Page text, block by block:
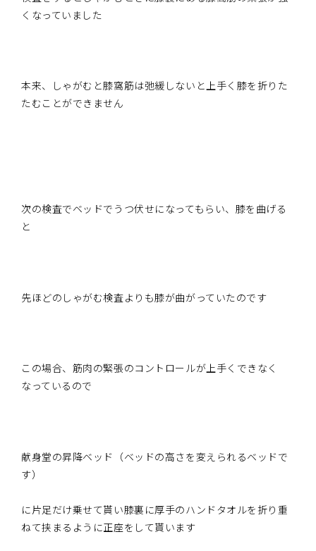
くなっていました
本来、しゃがむと膝窩筋は弛緩しないと上手く膝を折りた
たむことができません
次の検査でベッドでうつ伏せになってもらい、膝を曲げる
と
先ほどのしゃがむ検査よりも膝が曲がっていたのです
この場合、筋肉の緊張のコントロールが上手くできなく
なっているので
献身堂の昇降ベッド（ベッドの高さを変えられるベッドで
す）
に片足だけ乗せて貰い膝裏に厚手のハンドタオルを折り重
ねて挟まるように正座をして貰います